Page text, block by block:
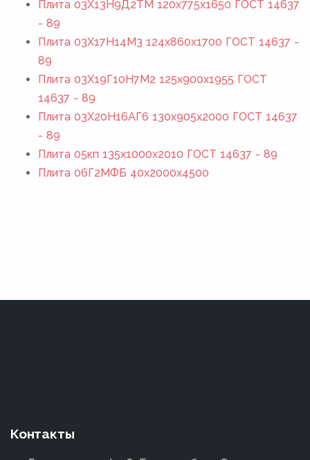
Плита 03Х13Н9Д2ТМ 120x775x1650 ГОСТ 14637
- 89
Плита 03Х17Н14М3 124x860x1700 ГОСТ 14637 -
89
Плита 03Х19Г10Н7М2 125x900x1955 ГОСТ
14637 - 89
Плита 03Х20Н16АГ6 130x905x2000 ГОСТ 14637
- 89
Плита 05кп 135x1000x2010 ГОСТ 14637 - 89
Плита 06Г2МФБ 40x2000x4500
Контакты